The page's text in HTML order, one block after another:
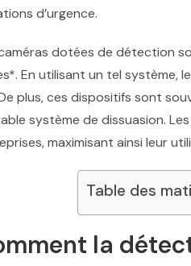
d’urgence.
dotées de détection
En utilisant un tel système,
plus, ces dispositifs sont
système de dissuasion.
maximisant ainsi leur
Table des
la